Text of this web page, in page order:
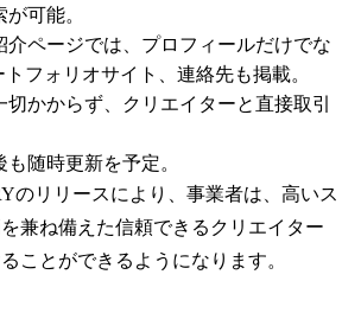
可能。
介ページでは、プロフィールだけでな
トフォリオサイト、連絡先も掲載。
かからず、クリエイターと直接取引
随時更新を予定。
のリリースにより、事業者は、高いス
兼ね備えた信頼できるクリエイター
ことができるようになります。